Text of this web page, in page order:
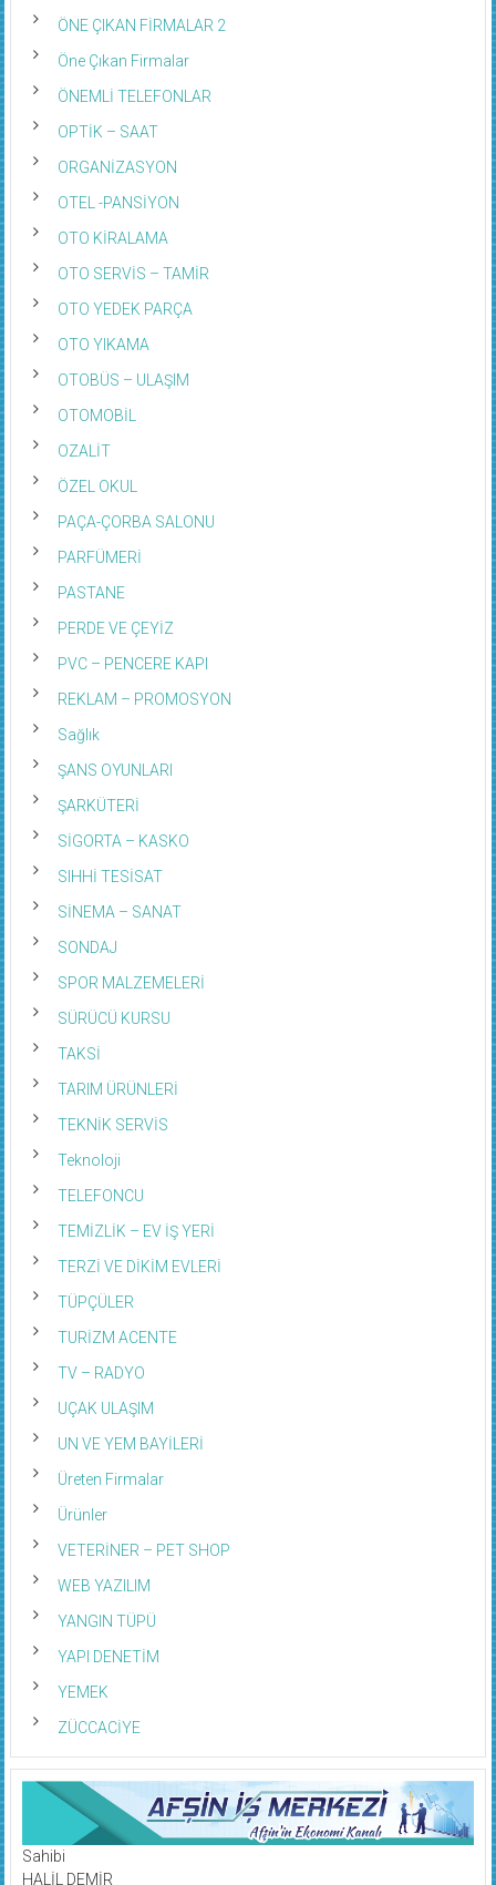
ÖNE ÇIKAN FİRMALAR 2
Öne Çıkan Firmalar
ÖNEMLİ TELEFONLAR
OPTİK – SAAT
ORGANİZASYON
OTEL -PANSİYON
OTO KİRALAMA
OTO SERVİS – TAMİR
OTO YEDEK PARÇA
OTO YIKAMA
OTOBÜS – ULAŞIM
OTOMOBİL
OZALİT
ÖZEL OKUL
PAÇA-ÇORBA SALONU
PARFÜMERİ
PASTANE
PERDE VE ÇEYİZ
PVC – PENCERE KAPI
REKLAM – PROMOSYON
Sağlık
ŞANS OYUNLARI
ŞARKÜTERİ
SİGORTA – KASKO
SIHHİ TESİSAT
SİNEMA – SANAT
SONDAJ
SPOR MALZEMELERİ
SÜRÜCÜ KURSU
TAKSİ
TARIM ÜRÜNLERİ
TEKNİK SERVİS
Teknoloji
TELEFONCU
TEMİZLİK – EV İŞ YERİ
TERZİ VE DİKİM EVLERİ
TÜPÇÜLER
TURİZM ACENTE
TV – RADYO
UÇAK ULAŞIM
UN VE YEM BAYİLERİ
Üreten Firmalar
Ürünler
VETERİNER – PET SHOP
WEB YAZILIM
YANGIN TÜPÜ
YAPI DENETİM
YEMEK
ZÜCCACİYE
Sahibi
HALİL DEMİR